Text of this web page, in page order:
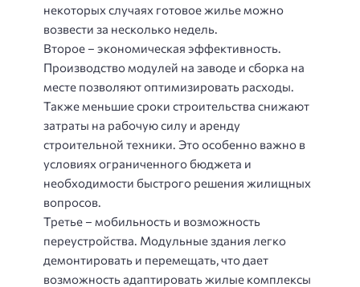
некоторых случаях готовое жилье можно
возвести за несколько недель.
Второе – экономическая эффективность.
Производство модулей на заводе и сборка на
месте позволяют оптимизировать расходы.
Также меньшие сроки строительства снижают
затраты на рабочую силу и аренду
строительной техники. Это особенно важно в
условиях ограниченного бюджета и
необходимости быстрого решения жилищных
вопросов.
Третье – мобильность и возможность
переустройства. Модульные здания легко
демонтировать и перемещать, что дает
возможность адаптировать жилые комплексы